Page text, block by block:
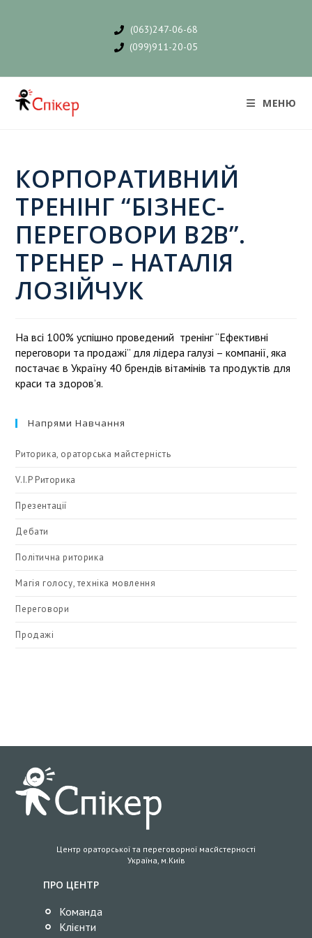
(063)247-06-68
(099)911-20-05
МЕНЮ
КОРПОРАТИВНИЙ
ТРЕНІНГ “БІЗНЕС-
ПЕРЕГОВОРИ В2В”.
ТРЕНЕР – НАТАЛІЯ
ЛОЗІЙЧУК
На всі 100% успішно проведений тренінг “Ефективні
переговори та продажі” для лідера галузі – компанії, яка
постачає в Україну 40 брендів вітамінів та продуктів для
краси та здоровʼя.
Напрями Навчання
Риторика, ораторська майстерність
V.I.P Риторика
Презентації
Дебати
Політична риторика
Магія голосу, техніка мовлення
Переговори
Продажі
Центр ораторської та переговорної масйстерності
Україна, м.Київ
ПРО ЦЕНТР
Команда
Клієнти